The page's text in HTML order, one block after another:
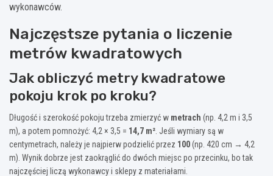
wykonawców.
Najczęstsze pytania o liczenie
metrów kwadratowych
Jak obliczyć metry kwadratowe
pokoju krok po kroku?
Długość i szerokość pokoju trzeba zmierzyć w metrach (np. 4,2 m i 3,5
m), a potem pomnożyć: 4,2 × 3,5 = 14,7 m² . Jeśli wymiary są w
centymetrach, należy je najpierw podzielić przez 100(np. 420 cm → 4,2
m). Wynik dobrze jest zaokrąglić do dwóch miejsc po przecinku, bo tak
najczęściej liczą wykonawcy i sklepy z materiałami.